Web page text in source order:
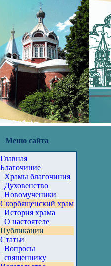
Меню сайта
Главная
Благочиние
Храмы благочиния
Духовенство
Новомученики
Скорбященский храм
История храма
О настоятеле
Публикации
Статьи
Вопросы
священнику